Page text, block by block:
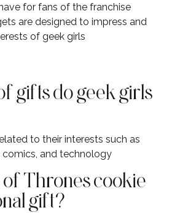
for fans of the franchise
are designed to impress and
of geek girls
gifts do geek girls
to their interests such as
comics, and technology
of Thrones cookie
gift?